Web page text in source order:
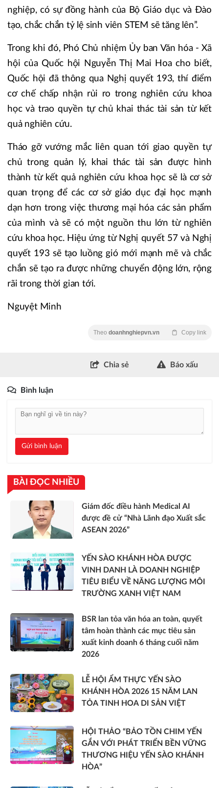
nghiệp, có sự đồng hành của Bộ Giáo dục và Đào
tạo, chắc chắn tỷ lệ sinh viên STEM sẽ tăng lên”.
Trong khi đó, Phó Chủ nhiệm Ủy ban Văn hóa - Xã
hội của Quốc hội Nguyễn Thị Mai Hoa cho biết,
Quốc hội đã thông qua Nghị quyết 193, thí điểm
cơ chế chấp nhận rủi ro trong nghiên cứu khoa
học và trao quyền tự chủ khai thác tài sản từ kết
quả nghiên cứu.
Tháo gỡ vướng mắc liên quan tới giao quyền tự
chủ trong quản lý, khai thác tài sản được hình
thành từ kết quả nghiên cứu khoa học sẽ là cơ sở
quan trọng để các cơ sở giáo dục đại học mạnh
dạn hơn trong việc thương mại hóa các sản phẩm
của mình và sẽ có một nguồn thu lớn từ nghiên
cứu khoa học. Hiệu ứng từ Nghị quyết 57 và Nghị
quyết 193 sẽ tạo luồng gió mới mạnh mẽ và chắc
chắn sẽ tạo ra được những chuyển động lớn, rộng
rãi trong thời gian tới.
Nguyệt Minh
Theo doanhnghiepvn.vn Copy link
Chia sẻ Báo xấu
Bình luận
Gửi bình luận
BÀI ĐỌC NHIỀU
Giám đốc điều hành Medical AI
được đề cử “Nhà Lãnh đạo Xuất sắc
ASEAN 2026”
YẾN SÀO KHÁNH HÒA ĐƯỢC
VINH DANH LÀ DOANH NGHIỆP
TIÊU BIỂU VỀ NĂNG LƯỢNG MÔI
TRƯỜNG XANH VIỆT NAM
BSR lan tỏa văn hóa an toàn, quyết
tâm hoàn thành các mục tiêu sản
xuất kinh doanh 6 tháng cuối năm
2026
LỄ HỘI ẨM THỰC YẾN SÀO
KHÁNH HÒA 2026 15 NĂM LAN
TỎA TINH HOA DI SẢN VIỆT
HỘI THẢO “BẢO TỒN CHIM YẾN
GẮN VỚI PHÁT TRIỂN BỀN VỮNG
THƯƠNG HIỆU YẾN SÀO KHÁNH
HÒA”